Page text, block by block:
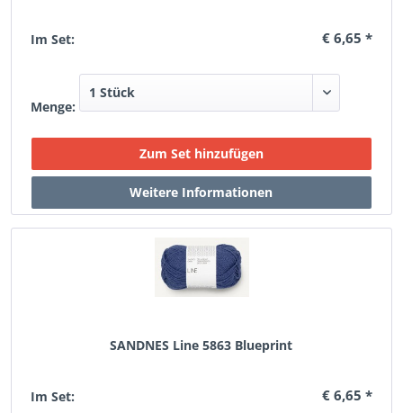
Im Set: € 6,65 *
Menge:
SANDNES Line 5863 Blueprint
Im Set: € 6,65 *